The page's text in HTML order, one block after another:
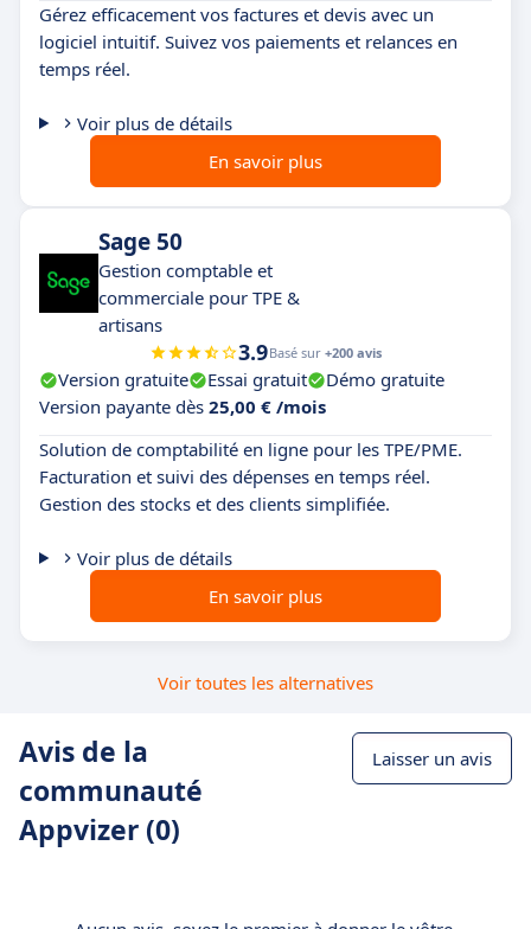
mais simple à utiliser. Pas besoin d’être expert
en finance pouroptimiser la gestion des
abonnements et améliorer la rentabilité
Gérez efficacement vos factures et devis avec un
logiciel intuitif. Suivez vos paiements et relances en
temps réel.
Voir plus de détails
En savoir plus
Sage 50
Gestion comptable et
commerciale pour TPE &
artisans
3.9Basé sur +200 avis
Version gratuite Essai gratuit
Démo gratuite
Version payante dès 25,00 € /mois
Solution de comptabilité en ligne pour les TPE/PME.
Facturation et suivi des dépenses en temps réel.
Gestion des stocks et des clients simplifiée.
Voir plus de détails
En savoir plus
Voir toutes les alternatives
Avis de la
communauté
Appvizer (0)
Laisser un avis